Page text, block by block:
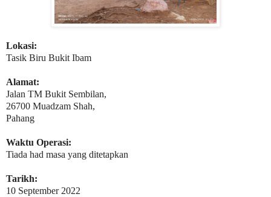
Lokasi:
Tasik Biru Bukit Ibam
Alamat:
Jalan TM Bukit Sembilan,
26700 Muadzam Shah,
Pahang
Waktu Operasi:
Tiada had masa yang ditetapkan
Tarikh:
10 September 2022